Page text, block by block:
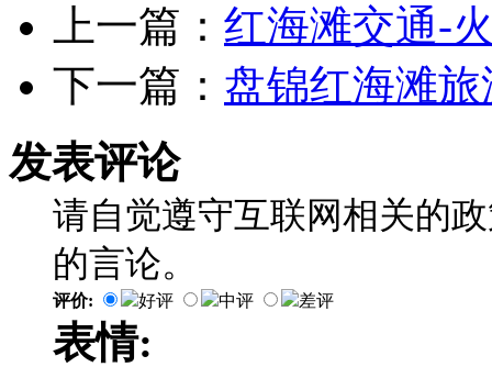
上一篇： 红海滩交通-
下一篇： 盘锦红海滩
发表评论
请自觉遵守互联网相关的
的言论。
评价: 好评 中评 差评
表情: